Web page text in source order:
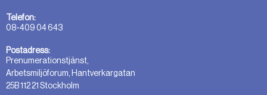
Telefon:
08-409 04 643
Postadress:
Prenumerationstjänst,
Arbetsmiljöforum, Hantverkargatan
25B 112 21 Stockholm